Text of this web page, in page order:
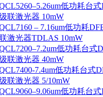
低功耗台
联激光器 10mW
– 7.16um低功耗
激光器TDLAS 10mW
低功耗台式
联激光器 40mW
7.4um低功耗台式
联激光器 5/10mW
低功耗台